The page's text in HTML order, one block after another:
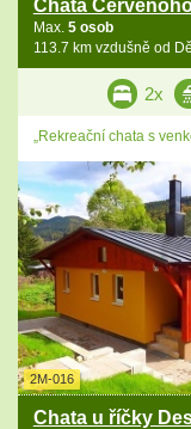
Chata
Max. 5 osob
113.7 km vzdušně od
2x
„Rekreační chata s
2M-016
Chata u říčky